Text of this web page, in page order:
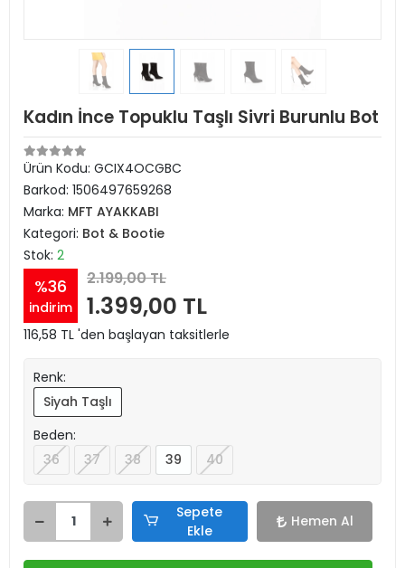
Kadın İnce Topuklu Taşlı Sivri Burunlu Bot
Ürün Kodu: GCIX4OCGBC
Barkod: 1506497659268
Marka: MFT AYAKKABI
Kategori: Bot & Bootie
Stok: 2
%36
indirim
2.199,00 TL
1.399,00 TL
116,58 TL 'den başlayan taksitlerle
Renk:
Siyah Taşlı
Beden:
36
37 38 39 40
Sepete
Ekle
Hemen Al